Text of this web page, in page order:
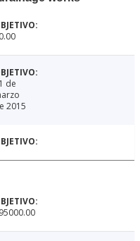
de
2015